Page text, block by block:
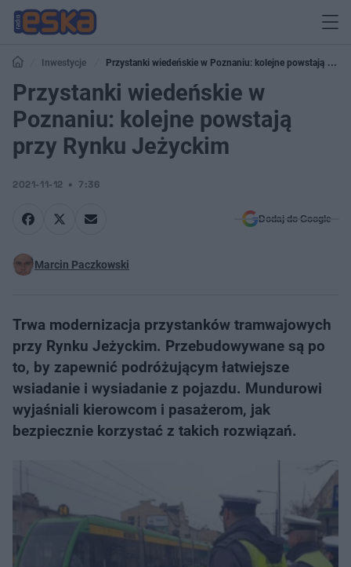
Inwestycje
Przystanki wiedeńskie w Poznaniu: kolejne powstają przy
Rynku Jeżyckim
Przystanki wiedeńskie w
Poznaniu: kolejne powstają
przy Rynku Jeżyckim
2021-11-12 7:36
Dodaj do Google
Marcin Paczkowski
Trwa modernizacja przystanków tramwajowych
przy Rynku Jeżyckim. Przebudowywane są po
to, by zapewnić podróżującym łatwiejsze
wsiadanie i wysiadanie z pojazdu. Mundurowi
wyjaśniali kierowcom i pasażerom, jak
bezpiecznie korzystać z takich rozwiązań.